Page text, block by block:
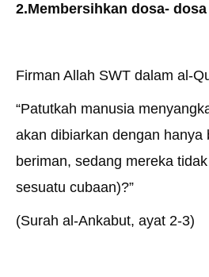
2.Membersihkan dosa-
Firman Allah SWT dalam al-
“Patutkah manusia
akan dibiarkan dengan hanya
beriman, sedang mereka
sesuatu cubaan)?”
(Surah al-Ankabut, ayat 2-3)